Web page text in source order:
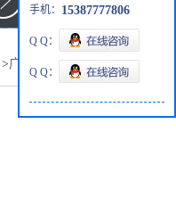
>广藿香油26％ 34％
手机： 15387777806
Q Q：
Q Q：